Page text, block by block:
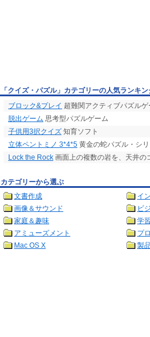
「クイズ・パズル」カテゴリーの人気ランキン
ブロック&プレイ 超難関アクティブパズルゲ
脱出ゲーム 思考型パズルゲーム
子供用3択クイズ 知育ソフト
立体ペントミノ 3*4*5 黄金の蛇パズル・シ
Lock the Rock 画面上の複数の岩を、天井の
カテゴリーから選ぶ
文書作成
イ
画像＆サウンド
ビ
家庭＆趣味
学
アミューズメント
プ
Mac OS X
製